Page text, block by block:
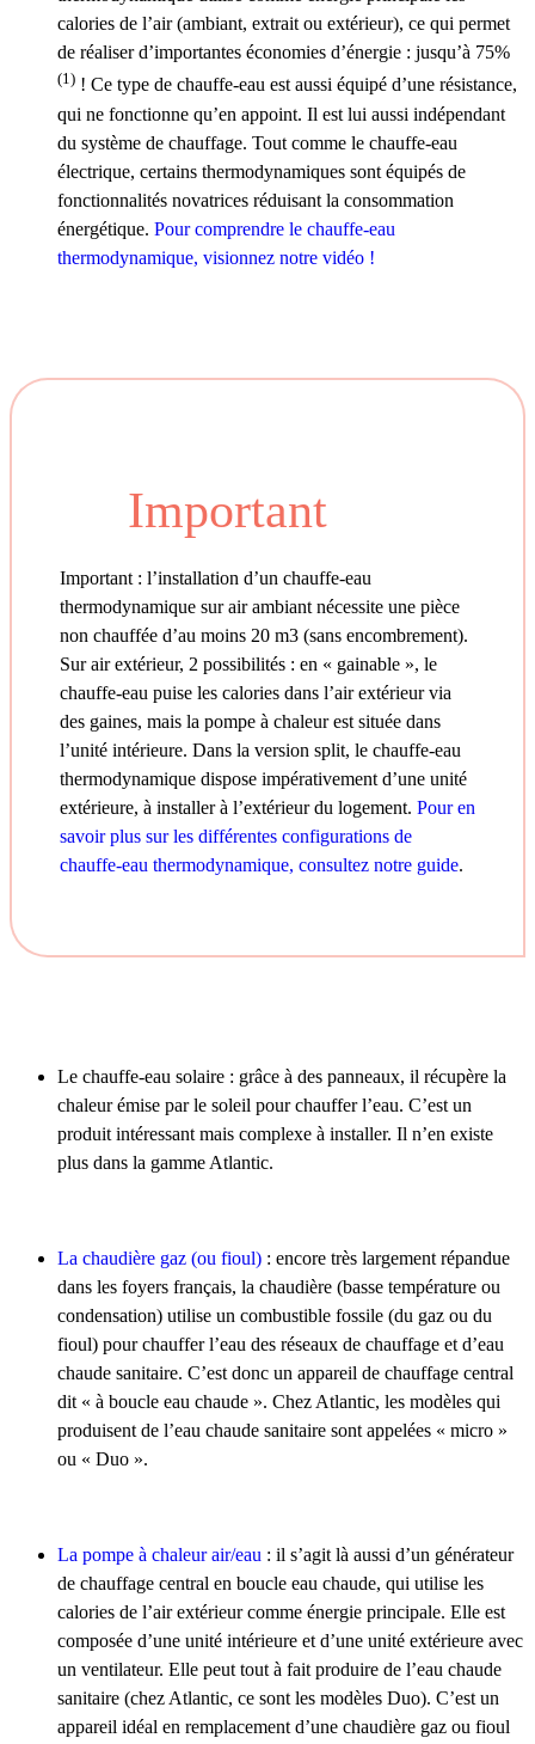
calories de l’air (ambiant, extrait ou extérieur), ce qui permet
de réaliser d’importantes économies d’énergie : jusqu’à 75%
(1) ! Ce type de chauffe-eau est aussi équipé d’une résistance,
qui ne fonctionne qu’en appoint. Il est lui aussi indépendant
du système de chauffage. Tout comme le chauffe-eau
électrique, certains thermodynamiques sont équipés de
fonctionnalités novatrices réduisant la consommation
énergétique. Pour comprendre le chauffe-eau
thermodynamique, visionnez notre vidéo !
Important
Important : l’installation d’un chauffe-eau
thermodynamique sur air ambiant nécessite une pièce
non chauffée d’au moins 20 m3 (sans encombrement).
Sur air extérieur, 2 possibilités : en « gainable », le
chauffe-eau puise les calories dans l’air extérieur via
des gaines, mais la pompe à chaleur est située dans
l’unité intérieure. Dans la version split, le chauffe-eau
thermodynamique dispose impérativement d’une unité
extérieure, à installer à l’extérieur du logement. Pour en
savoir plus sur les différentes configurations de
chauffe-eau thermodynamique, consultez notre guide.
Le chauffe-eau solaire : grâce à des panneaux, il récupère la
chaleur émise par le soleil pour chauffer l’eau. C’est un
produit intéressant mais complexe à installer. Il n’en existe
plus dans la gamme Atlantic.
La chaudière gaz (ou fioul) : encore très largement répandue
dans les foyers français, la chaudière (basse température ou
condensation) utilise un combustible fossile (du gaz ou du
fioul) pour chauffer l’eau des réseaux de chauffage et d’eau
chaude sanitaire. C’est donc un appareil de chauffage central
dit « à boucle eau chaude ». Chez Atlantic, les modèles qui
produisent de l’eau chaude sanitaire sont appelées « micro »
ou « Duo ».
La pompe à chaleur air/eau : il s’agit là aussi d’un générateur
de chauffage central en boucle eau chaude, qui utilise les
calories de l’air extérieur comme énergie principale. Elle est
composée d’une unité intérieure et d’une unité extérieure avec
un ventilateur. Elle peut tout à fait produire de l’eau chaude
sanitaire (chez Atlantic, ce sont les modèles Duo). C’est un
appareil idéal en remplacement d’une chaudière gaz ou fioul